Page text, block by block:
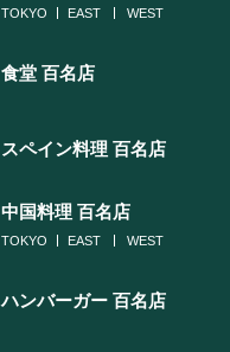
TOKYO EAST WEST
食堂 百名店
スペイン料理 百名店
中国料理 百名店
TOKYO EAST WEST
ハンバーガー 百名店